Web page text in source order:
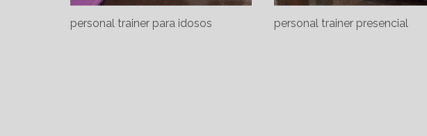
personal trainer para idosos personal trainer presencial